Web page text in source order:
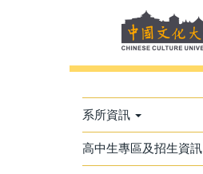
系所資訊
高中生專區及招生資訊